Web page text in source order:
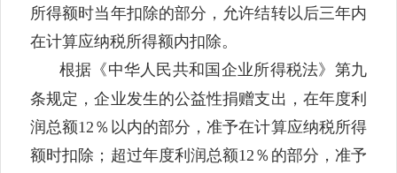
所得额时当年扣除的部分，允许结转以后三年内
在计算应纳税所得额内扣除。
根据《中华人民共和国企业所得税法》第九
条规定，企业发生的公益性捐赠支出，在年度利
润总额12％以内的部分，准予在计算应纳税所得
额时扣除；超过年度利润总额12％的部分，准予